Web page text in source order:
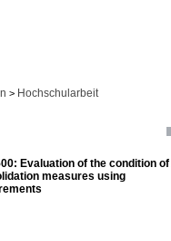
> Hochschularbeit
Evaluation of the condition of
measures using